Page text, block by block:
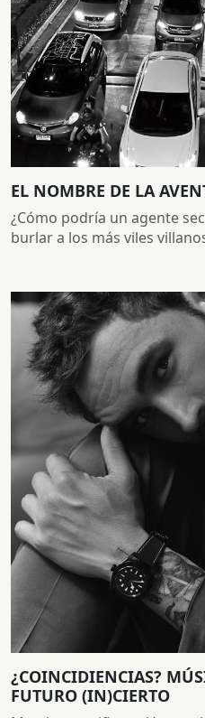
EL NOMBRE DE LA
¿Cómo podría un agente
burlar a los más viles
¿COINCIDIENCIAS? MÚSICA + POLÍTICA +
FUTURO (IN)CIERTO